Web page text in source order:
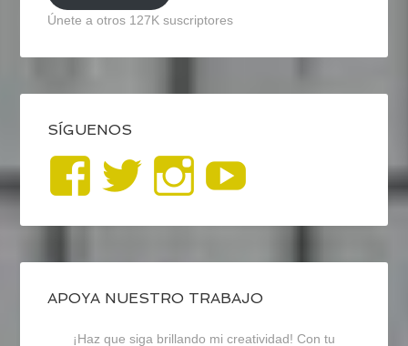
Únete a otros 127K suscriptores
SÍGUENOS
Ver
perfil
de
blogrecursosep
Ver
perfil
de
recursosep
Ver
perfil
de
recursosep
APOYA NUESTRO TRABAJO
¡Haz que siga brillando mi creatividad! Con tu